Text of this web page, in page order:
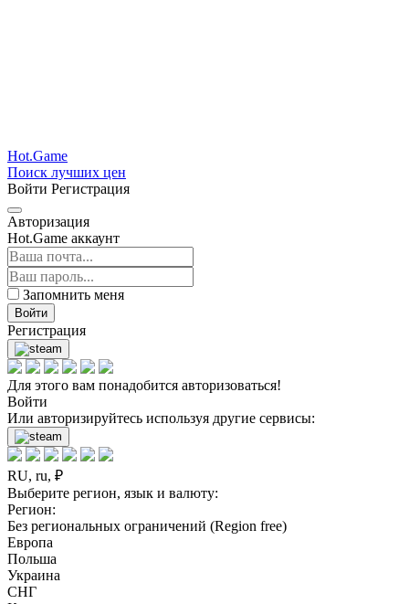
Hot.Game
Поиск лучших цен
Войти Регистрация
Авторизация
Hot.Game аккаунт
Запомнить меня
Войти
Регистрация
Для этого вам понадобится авторизоваться!
Войти
Или авторизируйтесь используя другие сервисы:
RU, ru, ₽
Выберите регион, язык и валюту:
Регион:
Без региональных ограничений (Region free)
Европа
Польша
Украина
СНГ